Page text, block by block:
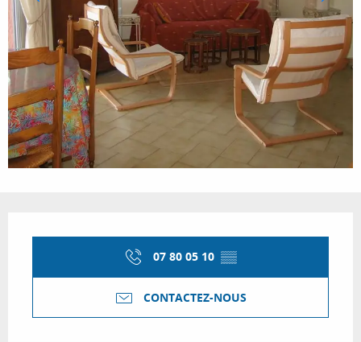
07 80 05 10 ▒▒
CONTACTEZ-NOUS